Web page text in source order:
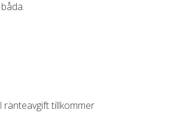
ränteavgift tillkommer